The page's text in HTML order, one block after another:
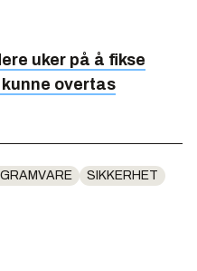
uker på å fikse
overtas
SIKKERHET